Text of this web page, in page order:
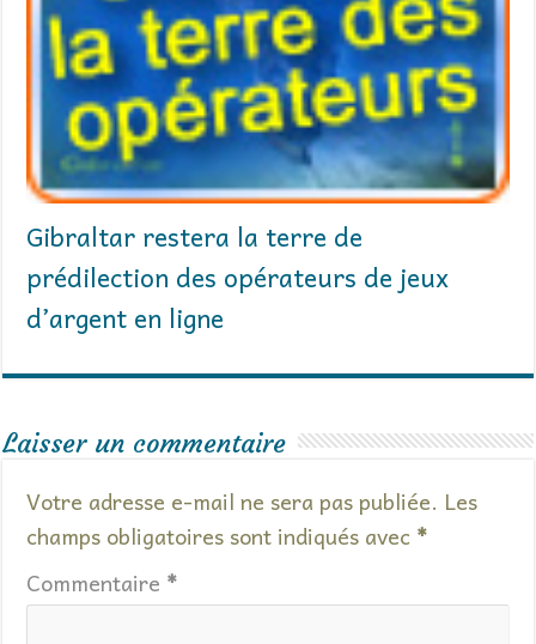
Gibraltar restera la terre de
prédilection des opérateurs de jeux
d’argent en ligne
Laisser un commentaire
Votre adresse e-mail ne sera pas publiée. Les
champs obligatoires sont indiqués avec *
Commentaire *